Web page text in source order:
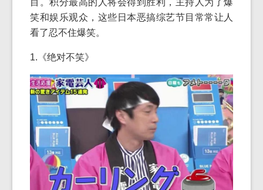
目。积分最高的人将会得到胜利，主持人为了爆
笑和娱乐观众，这些日本恶搞综艺节目常常让人
看了忍不住爆笑。
1.《绝对不笑》